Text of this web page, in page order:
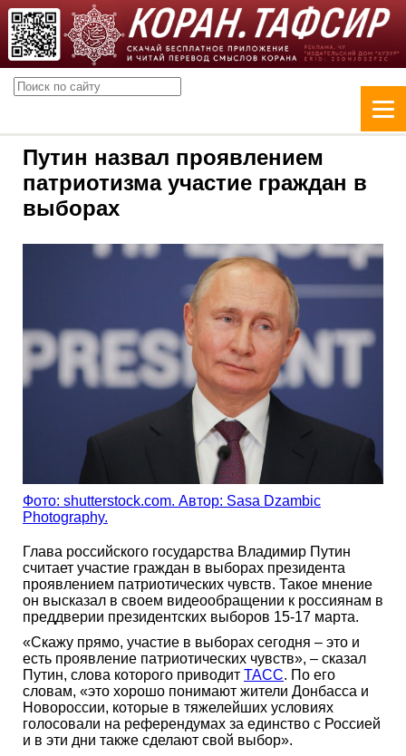
Путин назвал проявлением
патриотизма участие граждан в
выборах
Фото: shutterstock.com. Автор: Sasa Dzambic
Photography.
Глава российского государства Владимир Путин
считает участие граждан в выборах президента
проявлением патриотических чувств. Такое мнение
он высказал в своем видеообращении к россиянам в
преддверии президентских выборов 15-17 марта.
«Скажу прямо, участие в выборах сегодня – это и
есть проявление патриотических чувств», – сказал
Путин, слова которого приводит ТАСС. По его
словам, «это хорошо понимают жители Донбасса и
Новороссии, которые в тяжелейших условиях
голосовали на референдумах за единство с Россией
и в эти дни также сделают свой выбор».